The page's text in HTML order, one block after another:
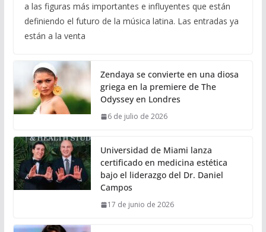
a las figuras más importantes e influyentes que están
definiendo el futuro de la música latina. Las entradas ya
están a la venta
Zendaya se convierte en una diosa
griega en la premiere de The
Odyssey en Londres
6 de julio de 2026
Universidad de Miami lanza
certificado en medicina estética
bajo el liderazgo del Dr. Daniel
Campos
17 de junio de 2026